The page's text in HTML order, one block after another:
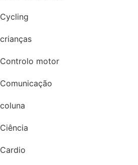
Cycling
crianças
Controlo motor
Comunicação
coluna
Ciência
Cardio